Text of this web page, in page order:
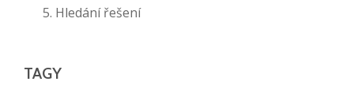
5. Hledání řešení
TAGY